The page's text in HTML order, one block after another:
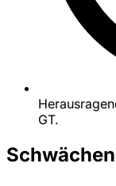
GT.
Schwächen